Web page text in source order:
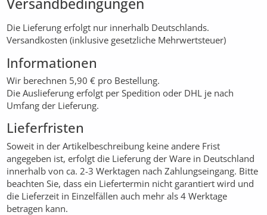
Die Lieferung erfolgt nur innerhalb Deutschlands.
Versandkosten (inklusive gesetzliche Mehrwertsteuer)
Informationen
Wir berechnen 5,90 € pro Bestellung.
Die Auslieferung erfolgt per Spedition oder DHL je nach
Umfang der Lieferung.
Lieferfristen
Soweit in der Artikelbeschreibung keine andere Frist
angegeben ist, erfolgt die Lieferung der Ware in Deutschland
innerhalb von ca. 2-3 Werktagen nach Zahlungseingang. Bitte
beachten Sie, dass ein Liefertermin nicht garantiert wird und
die Lieferzeit in Einzelfällen auch mehr als 4 Werktage
betragen kann.